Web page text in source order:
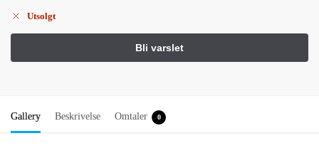
Utsolgt
Gallery Beskrivelse Omtaler 0